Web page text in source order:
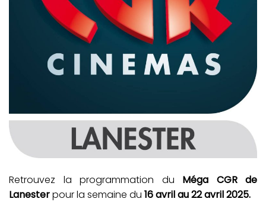
Retrouvez la programmation du Méga CGR de
Lanesterpour la semaine du 16 avril au 22 avril 2025.